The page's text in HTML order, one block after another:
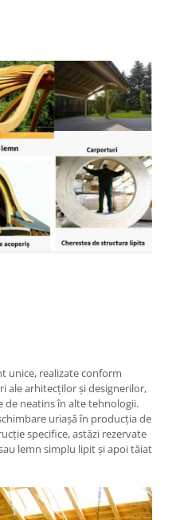
unice, realizate conform
ale arhitecților și designerilor,
de neatins în alte tehnologii.
uriașă în producția de
specifice, astăzi rezervate
lemn simplu lipit și apoi tăiat